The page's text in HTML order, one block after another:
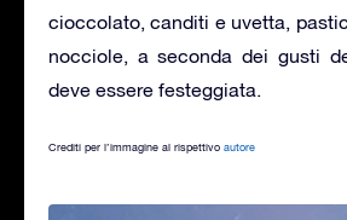
cioccolato, canditi e uvetta,
nocciole, a seconda dei gusti
deve essere festeggiata.
Crediti per l’immagine al rispettivo autore